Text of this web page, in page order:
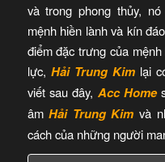
và trong phong thủy,
mệnh hiền lành và kín
điểm đặc trưng của
lực, Hải Trung Kimlại
viết sau đây, Acc Home
âmHải Trung Kim và
cách của những người